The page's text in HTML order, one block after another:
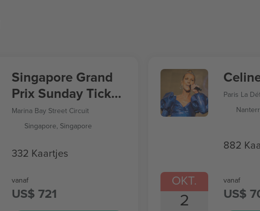
Singapore Grand
Prix Sunday Ticket
Formula 1
Marina Bay Street Circuit
Singapore, Singapore
332 Kaartjes
vanaf
US$ 721
OKT.
2
Paris La
882
vanaf
US$